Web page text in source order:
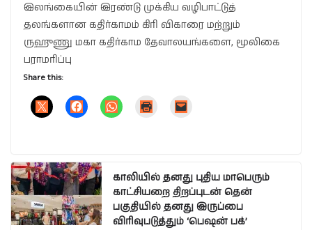
இலங்கையின் இரண்டு முக்கிய வழிபாட்டுத்
தலங்களான கதிர்காமம் கிரி விகாரை மற்றும்
ருஹுணு மகா கதிர்காம தேவாலயங்களை, மூலிகை
பராமரிப்பு
Share this:
காலியில் தனது புதிய மாபெரும்
காட்சியறை திறப்புடன் தென்
பகுதியில் தனது இருப்பை
விரிவுபடுத்தும் ‘பெஷன் பக்’